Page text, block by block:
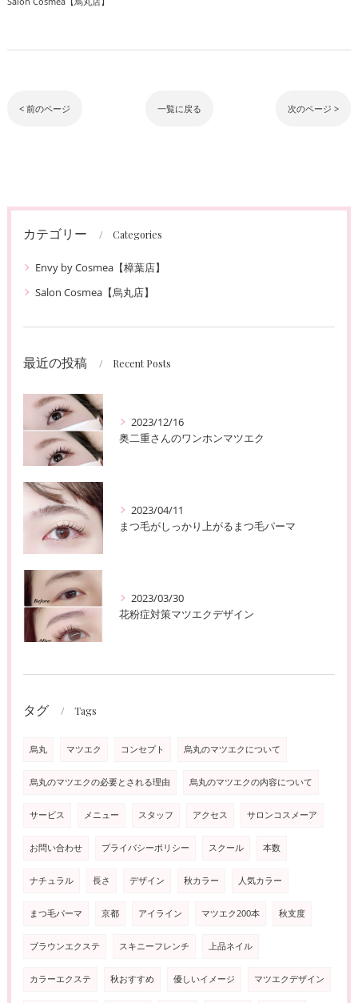
< 前のページ 一覧に戻る 次のページ >
カテゴリー Categories
Envy by Cosmea【樟葉店】
Salon Cosmea【烏丸店】
最近の投稿 Recent Posts
2023/12/16
奥二重さんのワンホンマツエク
2023/04/11
まつ毛がしっかり上がるまつ毛パーマ
2023/03/30
花粉症対策マツエクデザイン
タグ Tags
烏丸 マツエク コンセプト 烏丸のマツエクについて
烏丸のマツエクの必要とされる理由 烏丸のマツエクの内容について
サービス メニュー スタッフ アクセス サロンコスメーア
お問い合わせ プライバシーポリシー スクール 本数
ナチュラル 長さ デザイン 秋カラー 人気カラー
まつ毛パーマ 京都 アイライン マツエク200本 秋支度
ブラウンエクステ スキニーフレンチ 上品ネイル
カラーエクステ 秋おすすめ 優しいイメージ マツエクデザイン